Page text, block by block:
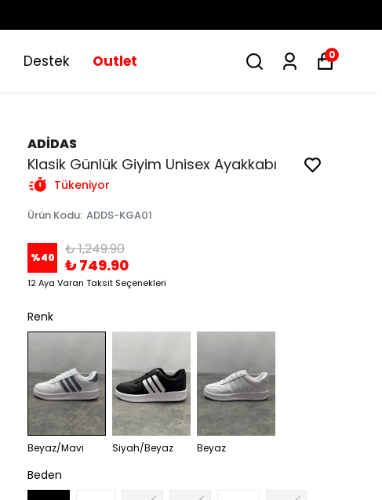
Destek Outlet 0
ADİDAS
Klasik Günlük Giyim Unisex Ayakkabı
Tükeniyor
Ürün Kodu: ADDS-KGA01
%40 ₺ 1,249.90
₺ 749.90
12 Aya Varan Taksit Seçenekleri
Renk
Beyaz/Mavi Siyah/Beyaz Beyaz
Beden